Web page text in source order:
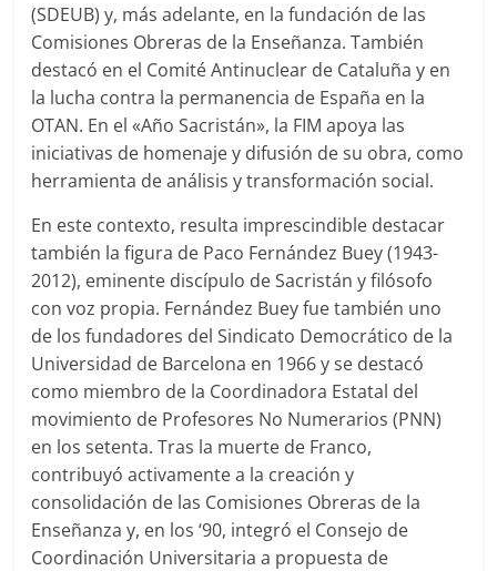
(SDEUB) y, más adelante, en la fundación de las
Comisiones Obreras de la Enseñanza. También
destacó en el Comité Antinuclear de Cataluña y en
la lucha contra la permanencia de España en la
OTAN. En el «Año Sacristán», la FIM apoya las
iniciativas de homenaje y difusión de su obra, como
herramienta de análisis y transformación social.
En este contexto, resulta imprescindible destacar
también la figura de Paco Fernández Buey (1943-
2012), eminente discípulo de Sacristán y filósofo
con voz propia. Fernández Buey fue también uno
de los fundadores del Sindicato Democrático de la
Universidad de Barcelona en 1966 y se destacó
como miembro de la Coordinadora Estatal del
movimiento de Profesores No Numerarios (PNN)
en los setenta. Tras la muerte de Franco,
contribuyó activamente a la creación y
consolidación de las Comisiones Obreras de la
Enseñanza y, en los ‘90, integró el Consejo de
Coordinación Universitaria a propuesta de